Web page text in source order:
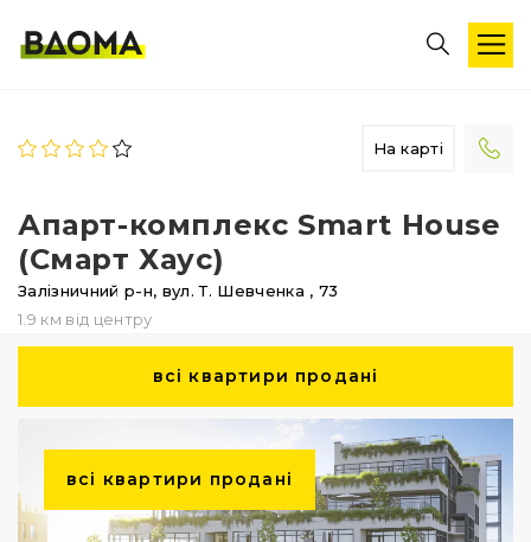
На карті
Апарт-комплекс Smart House
(Смарт Хаус)
Залізничний р-н, вул. Т. Шевченка , 73
1.9 км від центру
всі квартири продані
всі квартири продані